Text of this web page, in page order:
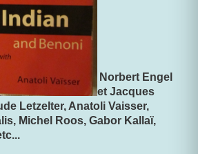
Norbert Engel
et Jacques
Letzelter, Anatoli Vaisser,
Michel Roos, Gabor Kallaï,